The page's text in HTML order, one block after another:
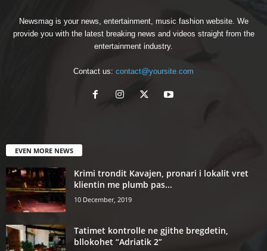
Newsmag is your news, entertainment, music fashion website. We
provide you with the latest breaking news and videos straight from the
entertainment industry.
Contact us: contact@yoursite.com
EVEN MORE NEWS
Krimi trondit Kavajen, pronari i lokalit vret
klientin me plumb pas...
10 December, 2019
Tatimet kontrolle ne gjithe bregdetin,
bllokohet “Adriatik 2”